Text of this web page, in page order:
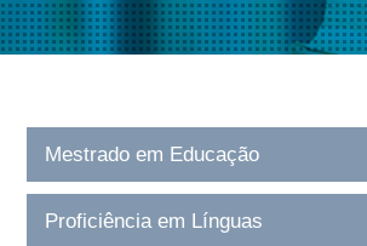
Mestrado em Educação
Proficiência em Línguas